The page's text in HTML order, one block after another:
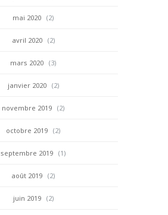
mai 2020 (2)
avril 2020 (2)
mars 2020 (3)
janvier 2020 (2)
novembre 2019 (2)
octobre 2019 (2)
septembre 2019 (1)
août 2019 (2)
juin 2019 (2)